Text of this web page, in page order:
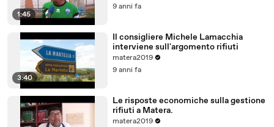
1:45
9 anni fa
3:40
Il consigliere Michele Lamacchia
interviene sull'argomento rifiuti
matera2019
9 anni fa
Le risposte economiche sulla gestione
rifiuti a Matera.
matera2019